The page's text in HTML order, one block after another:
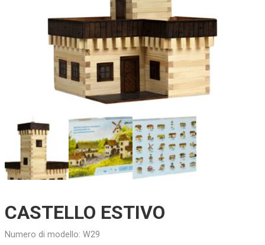
CASTELLO ESTIVO
Numero di modello: W29